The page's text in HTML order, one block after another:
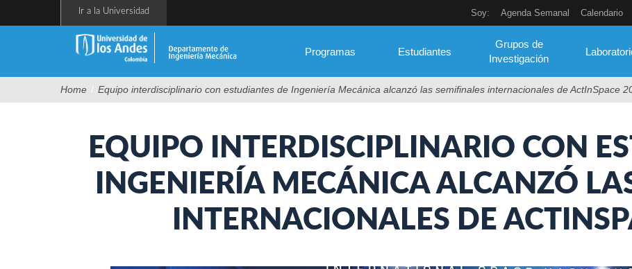
Soy: Agenda Semanal Calendario
Ir a la Universidad
Programas Estudiantes
Grupos de
Investigación
Home / Equipo interdisciplinario con estudiantes de Ingeniería Mecánica alcanzó las semifinales internacionales de ActInSpace
EQUIPO INTERDISCIPLINARIO CON
INGENIERÍA MECÁNICA ALCANZÓ
INTERNACIONALES DE